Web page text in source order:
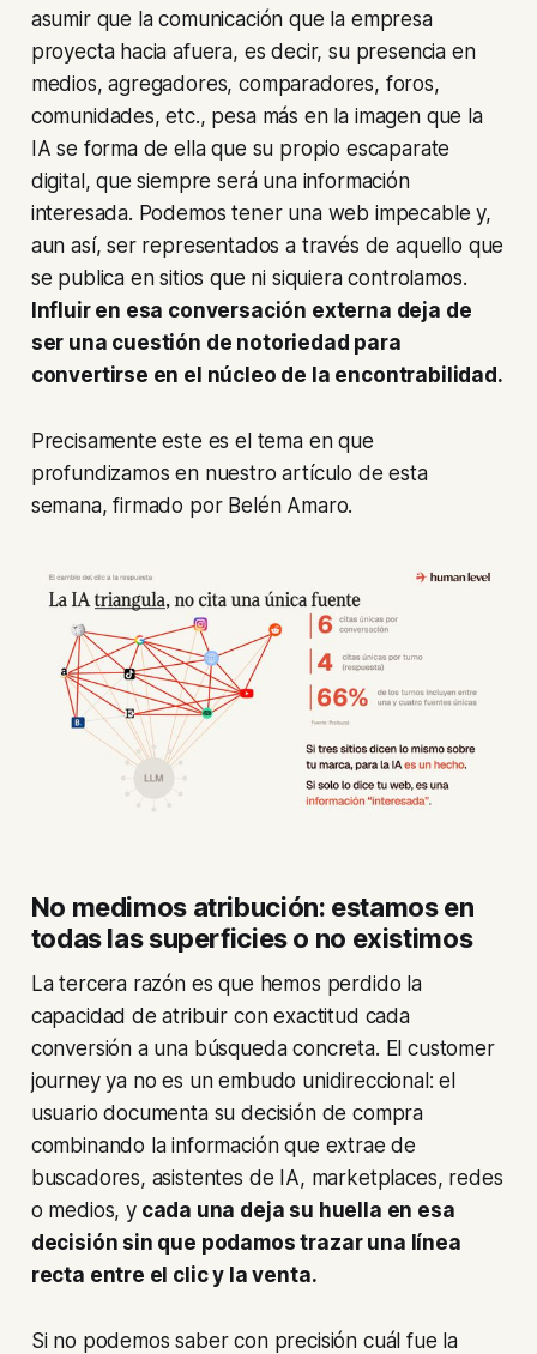
asumir que la comunicación que la empresa
proyecta hacia afuera, es decir, su presencia en
medios, agregadores, comparadores, foros,
comunidades, etc., pesa más en la imagen que la
IA se forma de ella que su propio escaparate
digital, que siempre será una información
interesada. Podemos tener una web impecable y,
aun así, ser representados a través de aquello que
se publica en sitios que ni siquiera controlamos.
Influir en esa conversación externa deja de
ser una cuestión de notoriedad para
convertirse en el núcleo de la encontrabilidad.
Precisamente este es el tema en que
profundizamos en nuestro artículo de esta
semana, firmado por Belén Amaro.
No medimos atribución: estamos en
todas las superficies o no existimos
La tercera razón es que hemos perdido la
capacidad de atribuir con exactitud cada
conversión a una búsqueda concreta. Elcustomer
journeyya no es un embudo unidireccional: el
usuario documenta su decisión de compra
combinando la información que extrae de
buscadores, asistentes de IA, marketplaces, redes
o medios, ycada una deja su huella en esa
decisión sin que podamos trazar una línea
recta entre el clic y la venta.
Si no podemos saber con precisión cuál fue la